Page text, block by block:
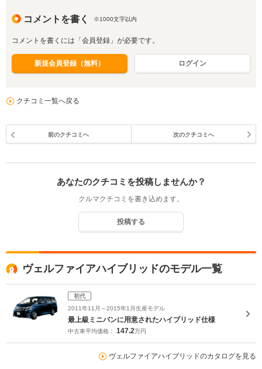
コメントを書く ※1000文字以内
コメントを書くには「会員登録」が必要です。
新規会員登録（無料） ログイン
クチコミ一覧へ戻る
前のクチコミへ 次のクチコミへ
あなたのクチコミを投稿しませんか？
クルマクチコミを書き込めます。
投稿する
ヴェルファイアハイブリッドのモデル一覧
初代
2011年11月～2015年1月生産モデル
最上級ミニバンに用意されたハイブリッド仕様
中古車平均価格： 147.2万円
ヴェルファイアハイブリッドのカタログを見る